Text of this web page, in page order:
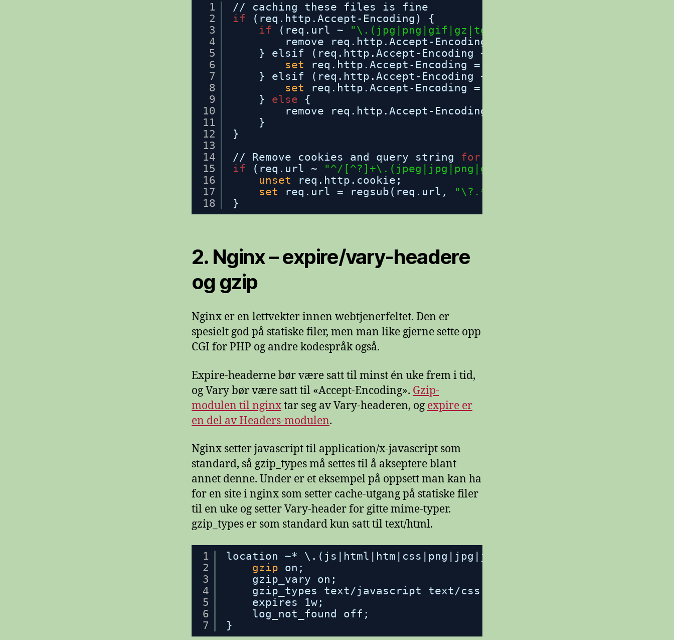
1
2
3
4
5
6
7
8
9
10
11
12
13
14
15
16
17
18
//
caching these files is fine
if
(req.http.Accept-Encoding) {
if
(req.url ~ "\.(jpg|png|gif|gz|tgz|bz2|lzma|tbz)(\?.*|)$"
remove req.http.Accept-Encoding;
} elsif (req.http.Accept-Encoding ~
set
req.http.Accept-Encoding =
} elsif (req.http.Accept-Encoding ~
set
req.http.Accept-Encoding =
} else
{
remove req.http.Accept-Encoding;
}
}
//
Remove cookies and query string for
if
(req.url ~
"^/
unset
req.http.cookie;
set
req.url = regsub(req.url, "\?.*$"
}
2. Nginx – expire/vary-headere
og gzip
Nginx er en lettvekter innen webtjenerfeltet. Den er
spesielt god på statiske filer, men man like gjerne sette opp
CGI for PHP og andre kodespråk også.
Expire-headerne bør være satt til minst én uke frem i tid,
og Vary bør være satt til «Accept-Encoding». Gzip-
modulen til nginxtar seg av Vary-headeren, og expire er
en del av Headers-modulen.
Nginx setter javascript til application/x-javascript som
standard, så gzip_types må settes til å akseptere blant
annet denne. Under er et eksempel på oppsett man kan ha
for en site i nginx som setter cache-utgang på statiske filer
til en uke og setter Vary-header for gitte mime-typer.
gzip_types er som standard kun satt til text/html.
1
2
3
4
5
6
7
location ~* \.(js|html|htm|css|png|jpg|jpeg|gif|ico)$ {
gzip
on;
gzip_vary on;
gzip_types text/javascript text/css
expires 1w;
log_not_found off;
}